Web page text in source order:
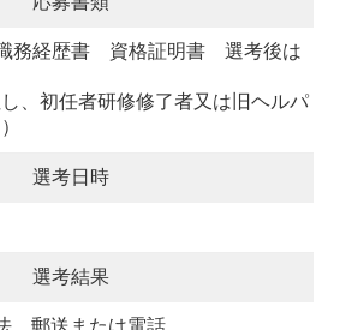
務経歴書 資格証明書 選考後は
、初任者研修修了者又は旧ヘルパ
選考日時
選考結果
郵送または電話